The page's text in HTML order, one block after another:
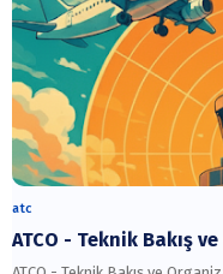
atc
ATCO - Teknik Bakış